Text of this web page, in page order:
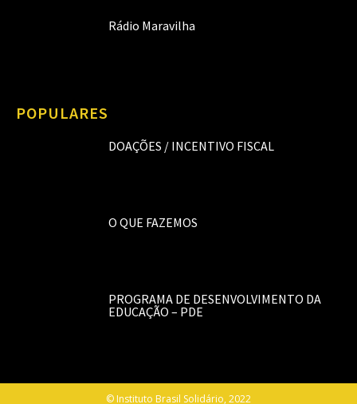
Rádio Maravilha
POPULARES
DOAÇÕES / INCENTIVO FISCAL
O QUE FAZEMOS
PROGRAMA DE DESENVOLVIMENTO DA
EDUCAÇÃO – PDE
© Instituto Brasil Solidário, 2022